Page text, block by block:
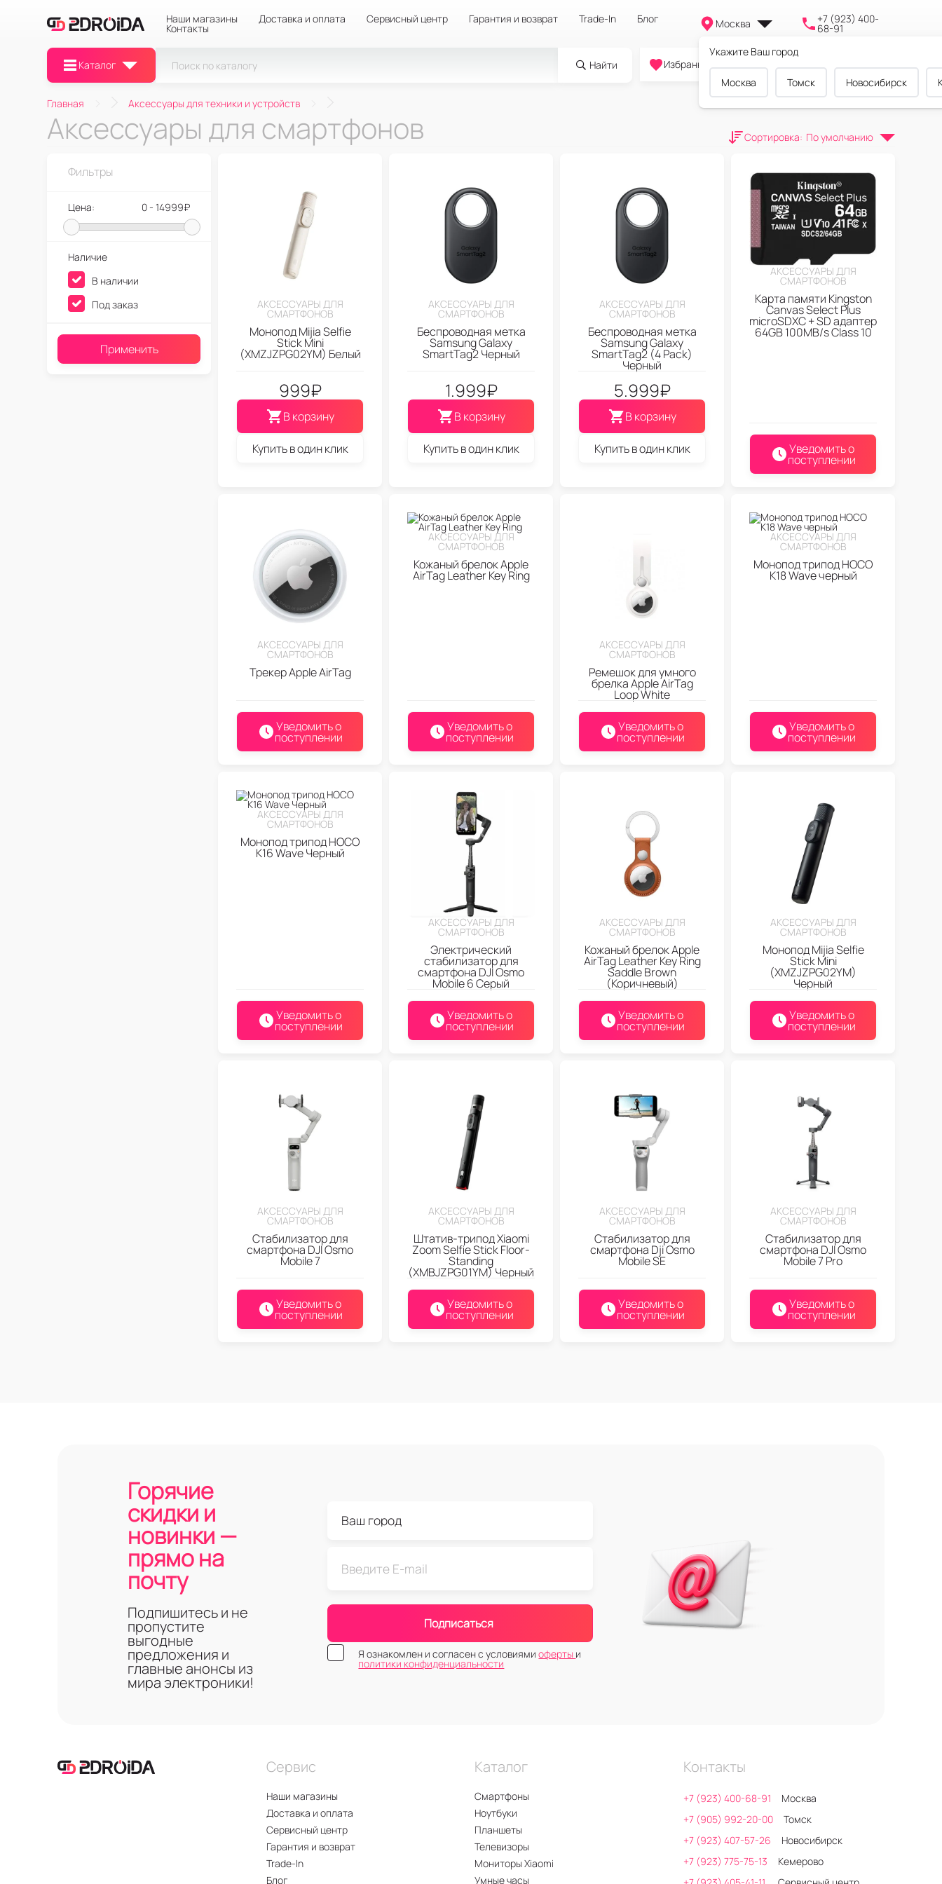
Наши магазины Доставка и оплата Сервисный центр Гарантия и возврат Trade-In Блог
Контакты Москва
Укажите Ваш город
Москва Томск Новосибирск
+7 (923) 400-
68-91
Каталог Найти
0
Избранное Cравнение Корзина
Главная Аксессуары для техники и устройств
Аксессуары для смартфонов Сортировка: По умолчанию
АКСЕССУАРЫ ДЛЯ
СМАРТФОНОВ
Монопод Mijia Selfie
Stick Mini
(XMZJZPG02YM) Белый
999₽
В корзину
Купить в один клик
АКСЕССУАРЫ ДЛЯ
СМАРТФОНОВ
Беспроводная метка
Samsung Galaxy
SmartTag2 Черный
1.999₽
В корзину
Купить в один клик
АКСЕССУАРЫ ДЛЯ
СМАРТФОНОВ
Беспроводная метка
Samsung Galaxy
SmartTag2 (4 Pack)
Черный
5.999₽
В корзину
Купить в один клик
АКСЕССУАРЫ ДЛЯ
СМАРТФОНОВ
Карта памяти Kingston
Canvas Select Plus
microSDXC + SD адаптер
64GB 100MB/s Class 10
Уведомить о
поступлении
АКСЕССУАРЫ ДЛЯ
СМАРТФОНОВ
Трекер Apple AirTag
Уведомить о
поступлении
АКСЕССУАРЫ ДЛЯ
СМАРТФОНОВ
Кожаный брелок Apple
AirTag Leather Key Ring
Уведомить о
поступлении
АКСЕССУАРЫ ДЛЯ
СМАРТФОНОВ
Ремешок для умного
брелка Apple AirTag
Loop White
Уведомить о
поступлении
АКСЕССУАРЫ ДЛЯ
СМАРТФОНОВ
Монопод трипод HOCO
K18 Wave черный
Уведомить о
поступлении
АКСЕССУАРЫ ДЛЯ
СМАРТФОНОВ
Монопод трипод HOCO
K16 Wave Черный
Уведомить о
поступлении
АКСЕССУАРЫ ДЛЯ
СМАРТФОНОВ
Электрический
стабилизатор для
смартфона DJI Osmo
Mobile 6 Серый
Уведомить о
поступлении
АКСЕССУАРЫ ДЛЯ
СМАРТФОНОВ
Кожаный брелок Apple
AirTag Leather Key Ring
Saddle Brown
(Коричневый)
Уведомить о
поступлении
АКСЕССУАРЫ ДЛЯ
СМАРТФОНОВ
Монопод Mijia Selfie
Stick Mini
(XMZJZPG02YM)
Черный
Уведомить о
поступлении
АКСЕССУАРЫ ДЛЯ
СМАРТФОНОВ
Стабилизатор для
смартфона DJI Osmo
Mobile 7
Уведомить о
поступлении
АКСЕССУАРЫ ДЛЯ
СМАРТФОНОВ
Штатив-трипод Xiaomi
Zoom Selfie Stick Floor-
Standing
(XMBJZPG01YM) Черный
Уведомить о
поступлении
АКСЕССУАРЫ ДЛЯ
СМАРТФОНОВ
Стабилизатор для
смартфона Dji Osmo
Mobile SE
Уведомить о
поступлении
АКСЕССУАРЫ ДЛЯ
СМАРТФОНОВ
Стабилизатор для
смартфона DJI Osmo
Mobile 7 Pro
Уведомить о
поступлении
Фильтры
Цена: 0 - 14999₽
Наличие
В наличии
Под заказ
Применить
Горячие
скидки и
новинки —
прямо на
почту
Подпишитесь и не
пропустите
выгодные
предложения и
главные анонсы из
мира электроники!
Подписаться
Я ознакомлен и согласен с условиямиоферты и
политики конфиденциальности
Сервис
Наши магазины
Доставка и оплата
Сервисный центр
Гарантия и возврат
Trade-In
Блог
Каталог
Смартфоны
Ноутбуки
Планшеты
Телевизоры
Мониторы Xiaomi
Умные часы
Контакты
+7 (923) 400-68-91
Москва
+7 (905) 992-20-00
Томск
+7 (923) 407-57-26
Новосибирск
+7 (923) 775-75-13
Кемерово